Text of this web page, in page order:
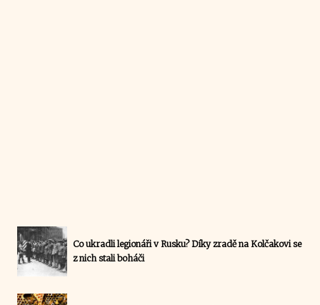
Co ukradli legionáři v Rusku? Díky zradě na Kolčakovi se
z nich stali boháči